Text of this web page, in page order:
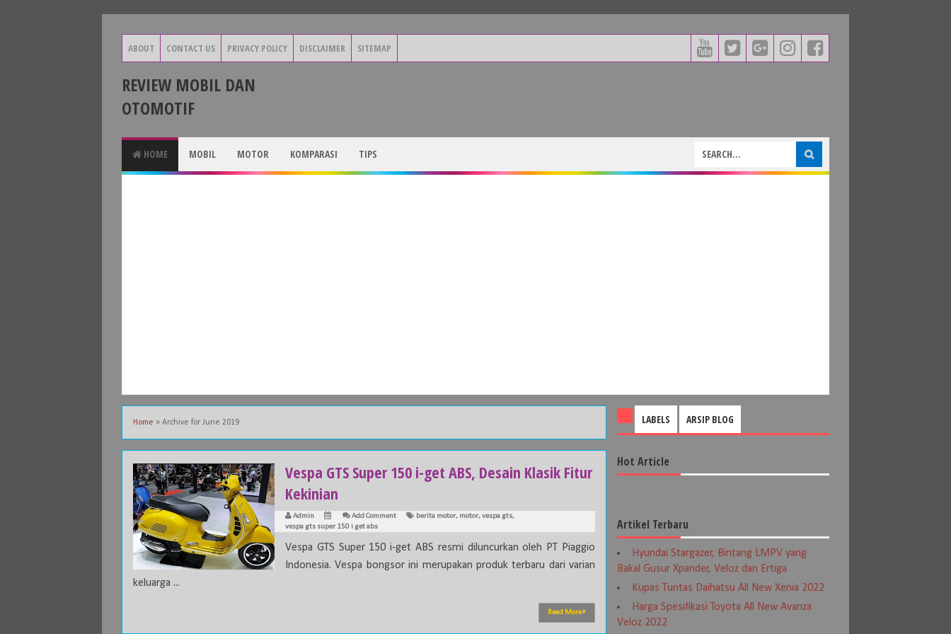
ABOUT CONTACT US PRIVACY POLICY DISCLAIMER SITEMAP
REVIEW MOBIL DAN
OTOMOTIF
HOME MOBIL MOTOR KOMPARASI TIPS
Home » Archive for June 2019
Vespa GTS Super 150 i-get ABS, Desain Klasik Fitur
Kekinian
Admin Add Comment berita motor, motor,vespa gts,
vespa gts super 150 i get abs
Vespa GTS Super 150 i-get ABS resmi diluncurkan oleh PT Piaggio
Indonesia. Vespa bongsor ini merupakan produk terbaru dari varian
keluarga ...
Read More
LABELS ARSIP BLOG
Hot Article
Artikel Terbaru
Hyundai Stargazer, Bintang LMPV yang
Bakal Gusur Xpander, Veloz dan Ertiga
Kupas Tuntas Daihatsu All New Xenia 2022
Harga Spesifikasi Toyota All New Avanza
Veloz 2022